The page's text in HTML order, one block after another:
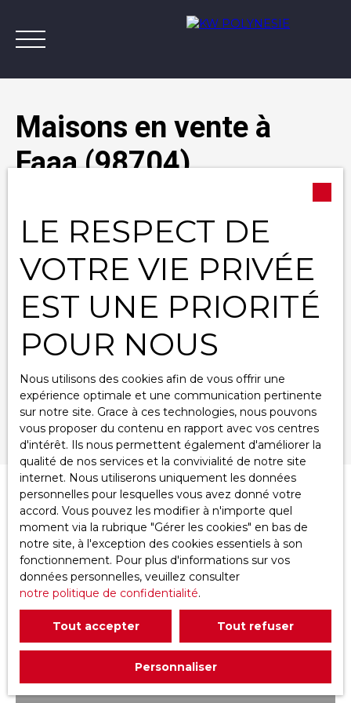
Maisons en vente à
Faaa (98704)
Vente
Maison
Faaa (98704)
Localisation
Budget max (XPF)
Surface min (m²)
Rechercher
Pertinence
Trier par Créer une alerte
A voir absolument
LE RESPECT DE
VOTRE VIE PRIVÉE
EST UNE PRIORITÉ
POUR NOUS
Nous utilisons des cookies afin de vous offrir une
expérience optimale et une communication pertinente
sur notre site. Grace à ces technologies, nous pouvons
vous proposer du contenu en rapport avec vos centres
d'intérêt. Ils nous permettent également d'améliorer la
qualité de nos services et la convivialité de notre site
internet. Nous utiliserons uniquement les données
personnelles pour lesquelles vous avez donné votre
accord. Vous pouvez les modifier à n'importe quel
moment via la rubrique ″Gérer les cookies″ en bas de
notre site, à l'exception des cookies essentiels à son
fonctionnement. Pour plus d'informations sur vos
données personnelles, veuillez consulter
notre politique de confidentialité.
Tout accepter Tout refuser
Personnaliser